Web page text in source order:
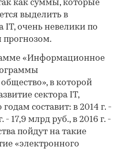
как суммы, которые
выделить в
очень невелики по
«Информационное
в которой
сектора IT,
составит: в 2014 г. -
- 17,9 млрд руб., в 2016 г. -
пойдут на такие
«электронного